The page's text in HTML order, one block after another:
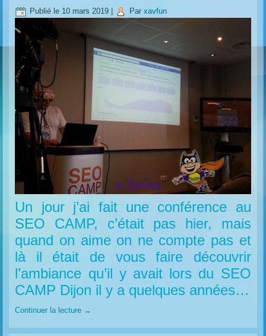
Publié le 10 mars 2019 Par xavfun
Un jour j’ai fait une conférence au
SEO CAMP, c’était pas hier, mais
quand on aime on ne compte pas et
là il était de vous faire découvrir
l’ambiance qu’il y avait lors du SEO
CAMP Dijon il y a quelques années…
Continuer la lecture →